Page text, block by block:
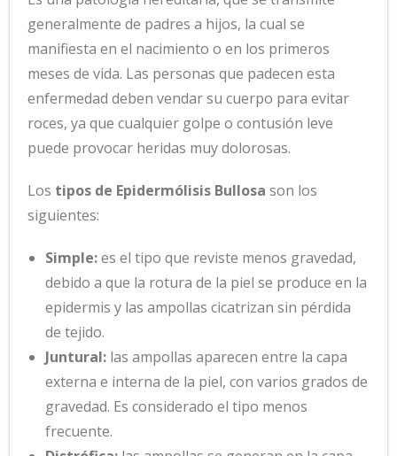
generalmente de padres a hijos, la cual se
manifiesta en el nacimiento o en los primeros
meses de vida. Las personas que padecen esta
enfermedad deben vendar su cuerpo para evitar
roces, ya que cualquier golpe o contusión leve
puede provocar heridas muy dolorosas.
Los tipos de Epidermólisis Bullosa son los
siguientes:
Simple:es el tipo que reviste menos gravedad,
debido a que la rotura de la piel se produce en la
epidermis y las ampollas cicatrizan sin pérdida
de tejido.
Juntural: las ampollas aparecen entre la capa
externa e interna de la piel, con varios grados de
gravedad. Es considerado el tipo menos
frecuente.